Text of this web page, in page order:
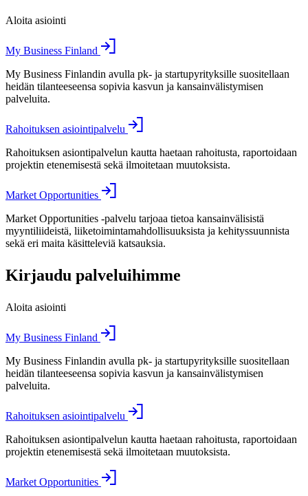
Aloita asiointi
My Business Finland
My Business Finlandin avulla pk- ja startupyrityksille suositellaan
heidän tilanteeseensa sopivia kasvun ja kansainvälistymisen
palveluita.
Rahoituksen asiointipalvelu
Rahoituksen asiontipalvelun kautta haetaan rahoitusta, raportoidaan
projektin etenemisestä sekä ilmoitetaan muutoksista.
Market Opportunities
Market Opportunities -palvelu tarjoaa tietoa kansainvälisistä
myyntiliideistä, liiketoimintamahdollisuuksista ja kehityssuunnista
sekä eri maita käsitteleviä katsauksia.
Kirjaudu palveluihimme
Aloita asiointi
My Business Finland
My Business Finlandin avulla pk- ja startupyrityksille suositellaan
heidän tilanteeseensa sopivia kasvun ja kansainvälistymisen
palveluita.
Rahoituksen asiointipalvelu
Rahoituksen asiontipalvelun kautta haetaan rahoitusta, raportoidaan
projektin etenemisestä sekä ilmoitetaan muutoksista.
Market Opportunities